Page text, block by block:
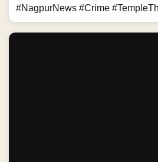
#NagpurNews #Crime